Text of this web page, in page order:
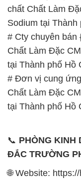
chất Chất Làm
Sodium tại Thành
# Cty chuyên bán
Chất Làm Đặc
tại Thành phố Hồ
# Đơn vị cung
Chất Làm Đặc
tại Thành phố Hồ
📞 PHÒNG KINH
ĐẮC TRƯỜNG
🌐 Website: